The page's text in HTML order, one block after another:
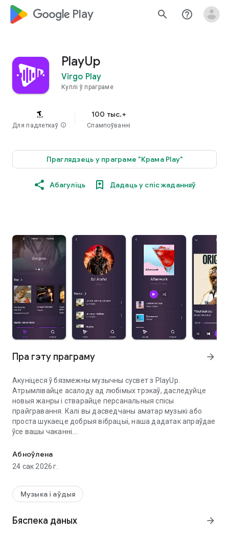
google_logo Play search help_outline
PlayUp
Virgo Play
Куплі ў праграме
Для падлеткаў info
100 тыс.+
Спампоўванні
Праглядзець у праграме "Крама Play"
Абагуліць Дадаць у спіс жаданняў
Пра гэту праграму arrow_forward
Акуніцеся ў бязмежны музычны сусвет з PlayUp.
Атрымлівайце асалоду ад любімых трэкаў, даследуйце
новыя жанры і стварайце персанальныя спісы
прайгравання. Калі вы дасведчаны аматар музыкі або
проста шукаеце добрыя вібрацыі, наша дадатак апраўдае
ўсе вашы чаканні.
Асноўныя рысы:
- Паток: слухайце мільёны песень у выключнай якасці
музыку з дапамогай нашых персаналізаваных прапаноў,
заснаваных на вашых перавагах праслухоўвання.
ад плыўнага і прыемнага карыстання.
Абноўлена
24 сак 2026 г.
Музыка і аўдыя
Бяспека даных arrow_forward